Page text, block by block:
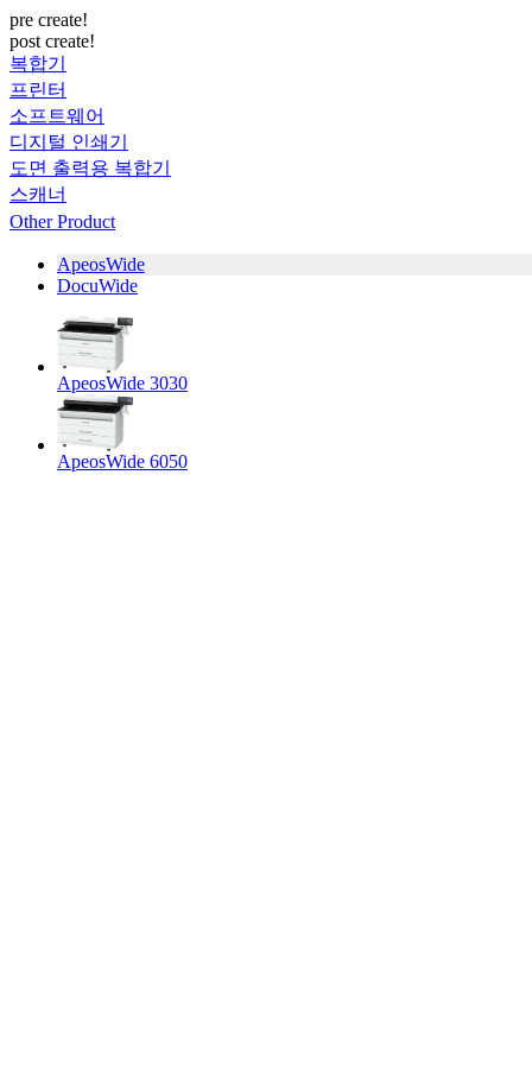
pre create!
post create!
복합기
프린터
소프트웨어
디지털 인쇄기
도면 출력용 복합기
스캐너
Other Product
ApeosWide
DocuWide
ApeosWide 3030
ApeosWide 6050